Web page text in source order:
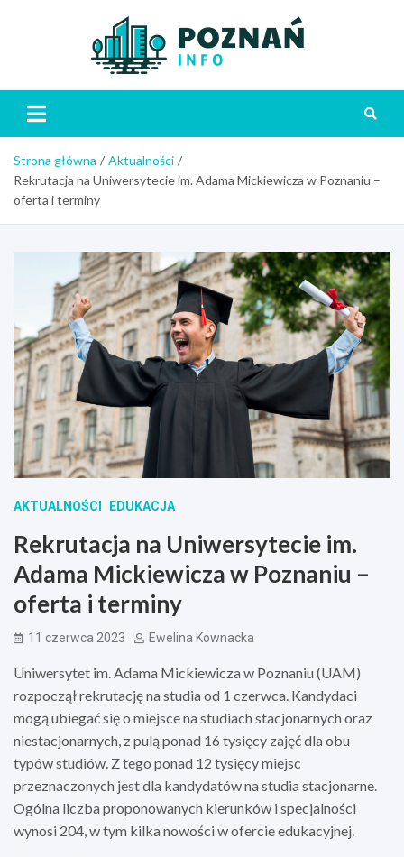
Strona główna
Aktualności
Rekrutacja na Uniwersytecie im. Adama Mickiewicza w Poznaniu –
oferta i terminy
AKTUALNOŚCI EDUKACJA
Rekrutacja na Uniwersytecie im.
Adama Mickiewicza w Poznaniu –
oferta i terminy
11 czerwca 2023 Ewelina Kownacka
Uniwersytet im. Adama Mickiewicza w Poznaniu (UAM)
rozpoczął rekrutację na studia od 1 czerwca. Kandydaci
mogą ubiegać się o miejsce na studiach stacjonarnych oraz
niestacjonarnych, z pulą ponad 16 tysięcy zajęć dla obu
typów studiów. Z tego ponad 12 tysięcy miejsc
przeznaczonych jest dla kandydatów na studia stacjonarne.
Ogólna liczba proponowanych kierunków i specjalności
wynosi 204, w tym kilka nowości w ofercie edukacyjnej.